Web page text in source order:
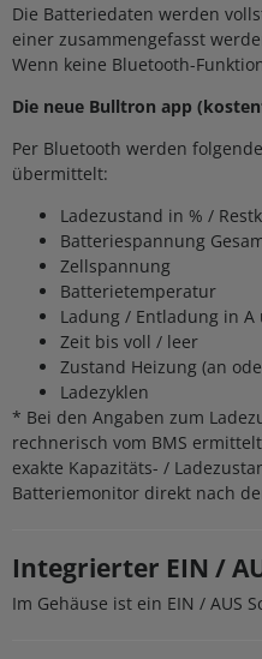
Die Batteriedaten werden
einer zusammengefasst
Wenn keine Bluetooth-
Die neue Bulltron app
Per Bluetooth werden
übermittelt:
Ladezustand in % /
Batteriespannung
Zellspannung
Batterietemperatur
Ladung / Entladung in A
Zeit bis voll / leer
Zustand Heizung (an
Ladezyklen
* Bei den Angaben zum
rechnerisch vom BMS
exakte Kapazitäts- /
Batteriemonitor direkt nach
Integrierter EIN /
Im Gehäuse ist ein EIN /